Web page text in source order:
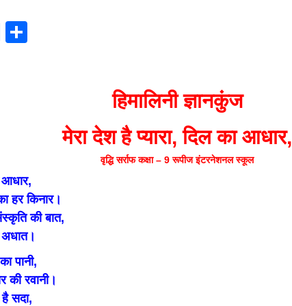
of
in hindi
Messenger
हिमालिनी ज्ञानकुंज
मेरा देश है प्यारा, दिल का आधार,
वृद्धि सर्राफ कक्षा – 9 रूपीज इंटरनेशनल स्कूल
आधार,
हर किनार।
की बात,
पानी,
की रवानी।
सदा,
का पंचांग: आज दिनांक 4 अगस्त 2026 मंगलवार शुभसंवत् 2083